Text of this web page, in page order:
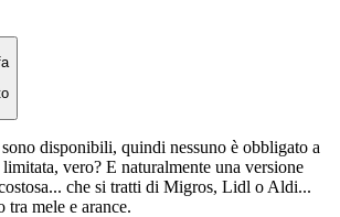
disponibili, quindi nessuno è obbligato a
vero? E naturalmente una versione
che si tratti di Migros, Lidl o Aldi...
tra mele e arance.